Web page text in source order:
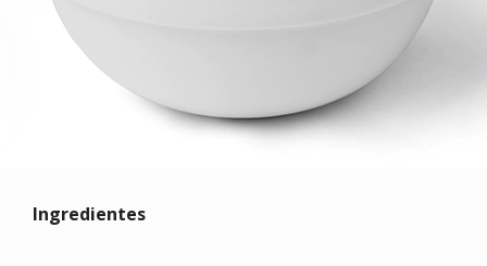
Ingredientes